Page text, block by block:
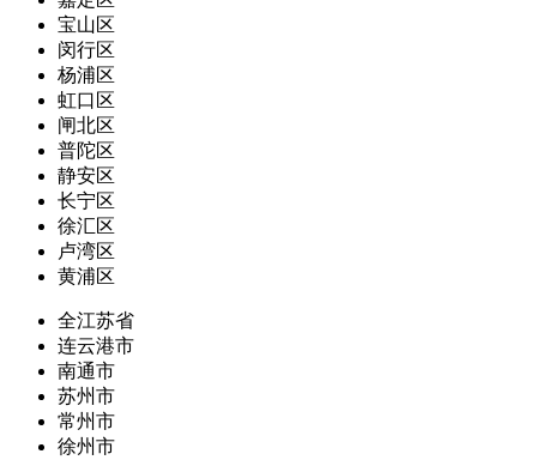
宝山区
闵行区
杨浦区
虹口区
闸北区
普陀区
静安区
长宁区
徐汇区
卢湾区
黄浦区
全江苏省
连云港市
南通市
苏州市
常州市
徐州市